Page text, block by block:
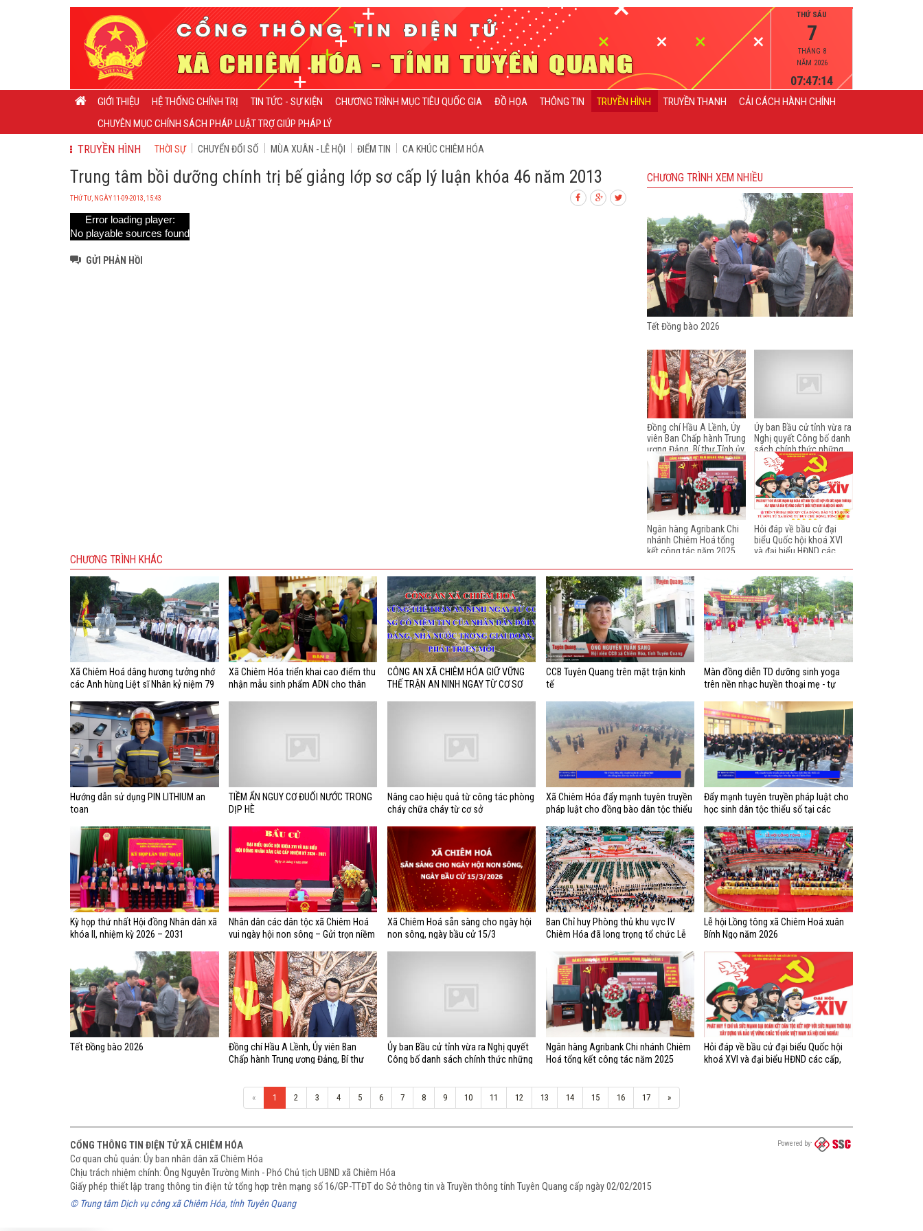
THỨ SÁU
7
THÁNG 8
NĂM 2026
07:47:14
GIỚI THIỆU HỆ THỐNG CHÍNH TRỊ TIN TỨC - SỰ KIỆN CHƯƠNG TRÌNH MỤC TIÊU QUỐC GIA ĐỒ HỌA THÔNG TIN TRUYỀN HÌNH TRUYỀN THANH
CẢI CÁCH HÀNH CHÍNH
CHUYÊN MỤC CHÍNH SÁCH PHÁP LUẬT TRỢ GIÚP PHÁP LÝ
TRUYỀN HÌNH THỜI SỰ CHUYỂN ĐỔI SỐ MÙA XUÂN - LỄ HỘI ĐIỂM TIN CA KHÚC CHIÊM HÓA
Trung tâm bồi dưỡng chính trị bế giảng lớp sơ cấp lý luận khóa 46 năm 2013
THỨ TƯ, NGÀY 11-09-2013, 15:43
Error loading player:
No playable sources found
GỬI PHẢN HỒI
CHƯƠNG TRÌNH XEM NHIỀU
Tết Đồng bào 2026
Đồng chí Hầu A Lềnh, Ủy
viên Ban Chấp hành Trung
ương Đảng, Bí thư Tỉnh ủy,
chúc tết nhân dịp Xuân
Bính Ngọ 2026
Ủy ban Bầu cử tỉnh vừa ra
Nghị quyết Công bố danh
sách chính thức những
người ứng cử đại biểu Hội
đồng nhân dân tỉnh Tuyên
Quang khóa XX, nhiệm kỳ
2026-2031 theo từng đơn
vị bầu cử. Sau đây, chúng
tôi xin giới thiệu danh
sách chính thức những
người ứng cử đại biểu Hội
đồng nhân dân tỉnh Tuyên
2026-2031 từ đơn vị bầu
cử số 1 đến đơn vị bầu cử
số 4
Ngân hàng Agribank Chi
nhánh Chiêm Hoá tổng
kết công tác năm 2025
Hỏi đáp về bầu cử đại
biểu Quốc hội khoá XVI
và đại biểu HĐND các
2031 (từ câu 21 - 40)
CHƯƠNG TRÌNH KHÁC
Xã Chiêm Hoá dâng hương tưởng nhớ
các Anh hùng Liệt sĩ Nhân kỷ niệm 79
(27/7/1947 - 27/7/2026)
Xã Chiêm Hóa triển khai cao điểm thu
nhận mẫu sinh phẩm ADN cho thân
CÔNG AN XÃ CHIÊM HÓA GIỮ VỮNG
THẾ TRẬN AN NINH NGAY TỪ CƠ SƠ
CCB Tuyên Quang trên mặt trận kinh
tế
Màn đồng diễn TD dưỡng sinh yoga
trên nền nhạc huyền thoại mẹ - tự
Hướng dẫn sử dụng PIN LITHIUM an
toan
TIỀM ẨN NGUY CƠ ĐUỐI NƯỚC TRONG
DỊP HÈ
Nâng cao hiệu quả từ công tác phòng
cháy chữa cháy từ cơ sở
Xã Chiêm Hóa đẩy mạnh tuyên truyền
pháp luật cho đồng bào dân tộc thiểu
Đẩy mạnh tuyên truyền pháp luật cho
học sinh dân tộc thiểu số tại các
Kỳ họp thứ nhất Hội đồng Nhân dân xã
khóa II, nhiệm kỳ 2026 – 2031
Nhân dân các dân tộc xã Chiêm Hoá
vui ngày hội non sông – Gửi trọn niềm
Xã Chiêm Hoá sẵn sàng cho ngày hội
non sông, ngày bầu cử 15/3
Ban Chỉ huy Phòng thủ khu vực IV
Chiêm Hóa đã long trọng tổ chức Lễ
Lễ hội Lồng tông xã Chiêm Hoá xuân
Bính Ngọ năm 2026
Tết Đồng bào 2026
Đồng chí Hầu A Lềnh, Ủy viên Ban
Chấp hành Trung ương Đảng, Bí thư
Ủy ban Bầu cử tỉnh vừa ra Nghị quyết
Công bố danh sách chính thức những
kỳ 2026-2031 theo từng đơn vị bầu
cử. Sau đây, chúng tôi xin giới thiệu
đơn vị bầu cử số 4
Ngân hàng Agribank Chi nhánh Chiêm
Hoá tổng kết công tác năm 2025
Hỏi đáp về bầu cử đại biểu Quốc hội
khoá XVI và đại biểu HĐND các cấp,
« 1 2 3 4 5 6 7 8 9 10 11 12 13 14 15 16 17 »
Powered by
CỔNG THÔNG TIN ĐIỆN TỬ XÃ CHIÊM HÓA
Cơ quan chủ quản: Ủy ban nhân dân xã Chiêm Hóa
Chịu trách nhiệm chính: Ông Nguyễn Trường Minh - Phó Chủ tịch UBND xã Chiêm Hóa
Giấy phép thiết lập trang thông tin điện tử tổng hợp trên mạng số 16/GP-TTĐT do Sở thông tin và Truyền thông tỉnh Tuyên Quang cấp ngày 02/02/2015
© Trung tâm Dịch vụ công xã Chiêm Hóa, tỉnh Tuyên Quang